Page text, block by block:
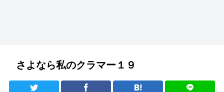
さよなら私のクラマー１９